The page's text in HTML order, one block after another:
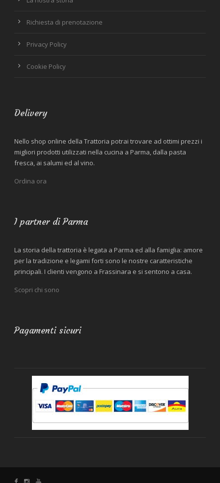
Richiesta di prenotazione
Privacy Policy
Cookie Policy
Delivery
Nello shop online della Trattoria potrai trovare ad ottimi prezzi i
migliori prodotti utilizzati nella cucina a Parma, dalla pasta
fresca, ai salumi ed al vino.
Ordina ora
I partner di Parma
La storia della trattoria è legata a Parma ed alla famiglia: amore
per la tradizione e legami forti sono le nostre caratteristiche
principali. I clienti vengono a Frassinara e si sentono a casa.
Scopri chi sono
Pagamenti sicuri